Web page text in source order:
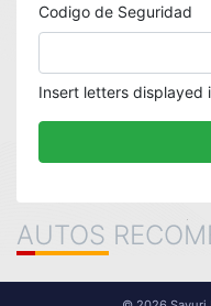
Codigo de Seguridad
Insert letters displayed
AUTOS